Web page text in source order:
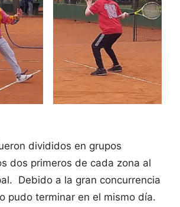
divididos en grupos
dos primeros de cada zona al
Debido a la gran concurrencia
pudo terminar en el mismo día.